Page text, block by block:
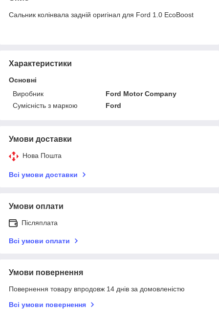
Сальник колінвала задній оригінал для Ford 1.0 EcoBoost
Характеристики
Основні
Виробник
Ford Motor Company
Сумісність з маркою
Ford
Умови доставки
Нова Пошта
Всі умови доставки
Умови оплати
Післяплата
Всі умови оплати
Умови повернення
Повернення товару впродовж 14 днів за домовленістю
Всі умови повернення